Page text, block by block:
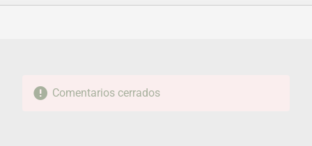
FACEBOOKTWITTERFLIPBOARD
E-
WHATSAPP
Comentarios cerrados